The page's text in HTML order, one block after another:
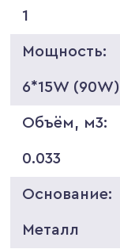
1
Мощность:
6*15W (90W)
Объём, м3:
0.033
Основание:
Металл